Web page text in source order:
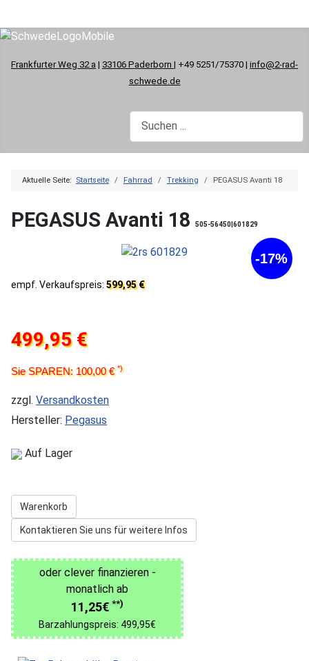
Frankfurter Weg 32 a | 33106 Paderborn | +49 5251/75370 | info@2-rad-
schwede.de
Aktuelle Seite: Startseite Fahrrad Trekking PEGASUS Avanti 18
PEGASUS Avanti 18 505-56450|601829
-17%
empf. Verkaufspreis: 599,95 €
499,95 €
Sie SPAREN: 100,00 €*)
zzgl. Versandkosten
Hersteller: Pegasus
Auf Lager
Warenkorb
Kontaktieren Sie uns für weitere Infos
oder clever finanzieren -
monatlich ab
11,25€ **)
Barzahlungspreis: 499,95€